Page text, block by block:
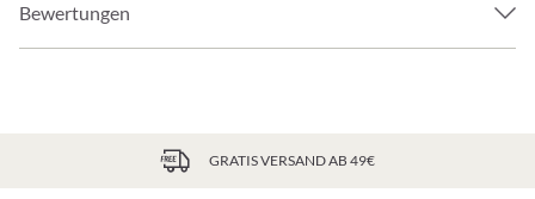
Bewertungen
GRATIS VERSAND AB 49€